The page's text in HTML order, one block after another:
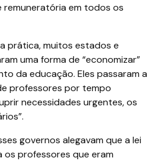
remuneratória em todos os
prática, muitos estados e
uma forma de “economizar”
da educação. Eles passaram a
professores por tempo
necessidades urgentes, os
governos alegavam que a lei
os professores que eram